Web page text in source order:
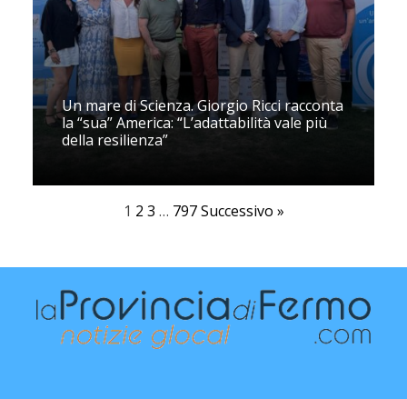
Un mare di Scienza. Giorgio Ricci racconta
la “sua” America: “L’adattabilità vale più
della resilienza”
1 2 3 … 797 Successivo »